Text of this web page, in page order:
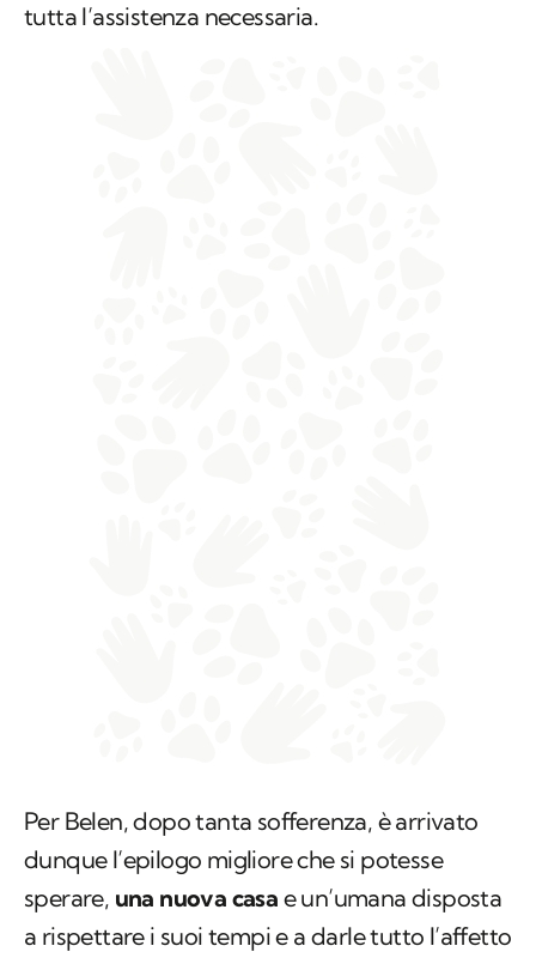
tutta l’assistenza necessaria.
Per Belen, dopo tanta sofferenza, è arrivato
dunque l’epilogo migliore che si potesse
sperare, una nuova casa e un’umana disposta
a rispettare i suoi tempi e a darle tutto l’affetto